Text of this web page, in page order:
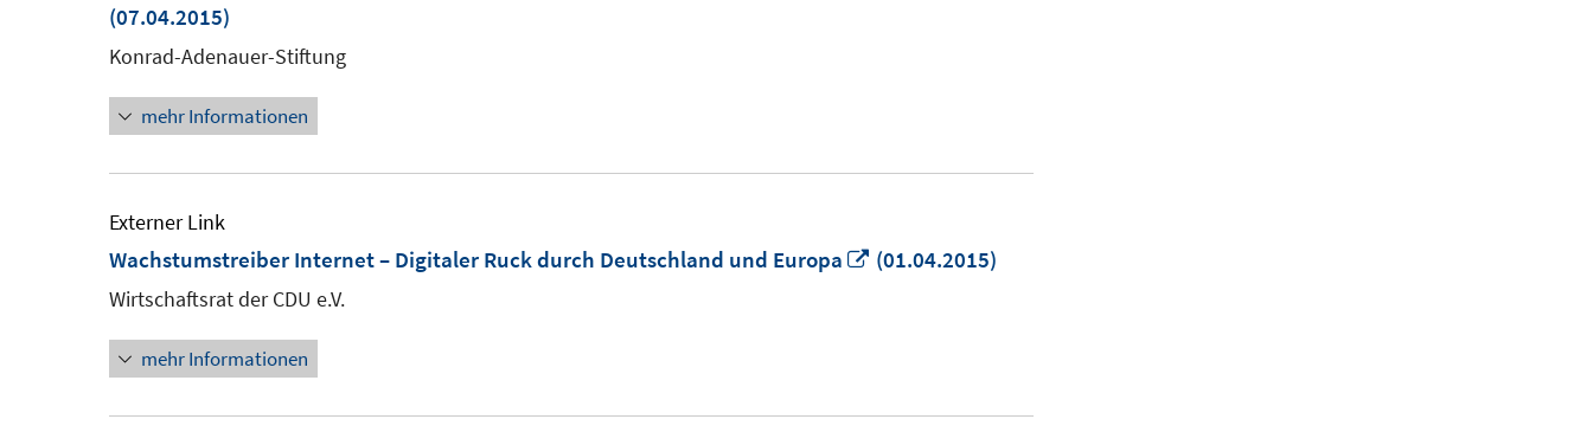
(07.04.2015)
Konrad-Adenauer-Stiftung
mehr Informationen
Externer Link
Wachstumstreiber Internet – Digitaler Ruck durch Deutschland und Europa
In
(01.04.2015)
Wirtschaftsrat der CDU e.V.
mehr Informationen